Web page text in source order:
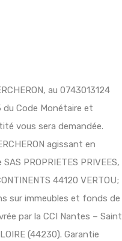
au 0743013124
du Code Monétaire et
vous sera demandée.
agissant en
PROPRIETES PRIVEES,
44120 VERTOU;
sur immeubles et fonds de
par la CCI Nantes – Saint
(44230). Garantie